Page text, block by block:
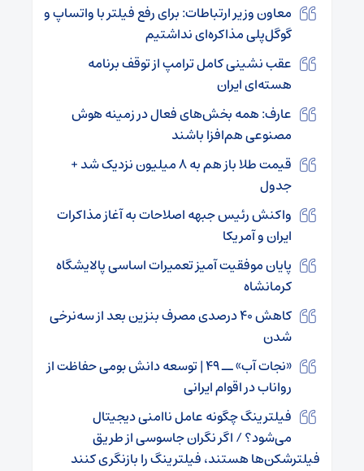
معاون وزیر ارتباطات: برای رفع فیلتر با واتساپ و
گوگل‌پلی مذاکره‌ای نداشتیم
عقب نشینی کامل ترامپ از توقف برنامه
هسته‌ای ایران
عارف: همه بخش‌های فعال در زمینه هوش
مصنوعی هم‌افزا باشند
قیمت طلا باز هم به ۸ میلیون نزدیک شد +
جدول
واکنش رئیس جبهه اصلاحات به آغاز مذاکرات
ایران و آمریکا
پایان موفقیت آمیز تعمیرات اساسی پالایشگاه
کرمانشاه
کاهش ۴۰ درصدی مصرف بنزین بعد از سه‌نرخی
شدن
«نجات آب» ــ ۴۹ | توسعه دانش بومی حفاظت از
رواناب در اقوام ایرانی
فیلترینگ چگونه عامل ناامنی دیجیتال
می‌شود؟ / اگر نگران جاسوسی از طریق
فیلترشکن‌ها هستند، فیلترینگ را بازنگری کنند